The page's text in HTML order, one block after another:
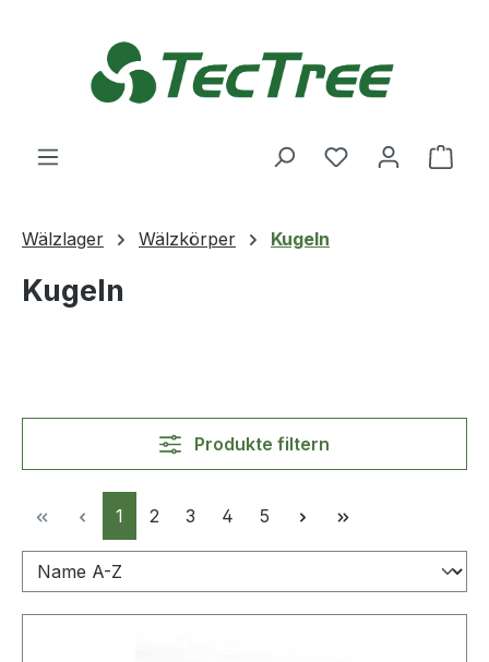
Du hast 0
Wälzlager Wälzkörper Kugeln
Kugeln
Produkte filtern
Seite
1 Seite
2 Seite
3 Seite
4 Seite
5